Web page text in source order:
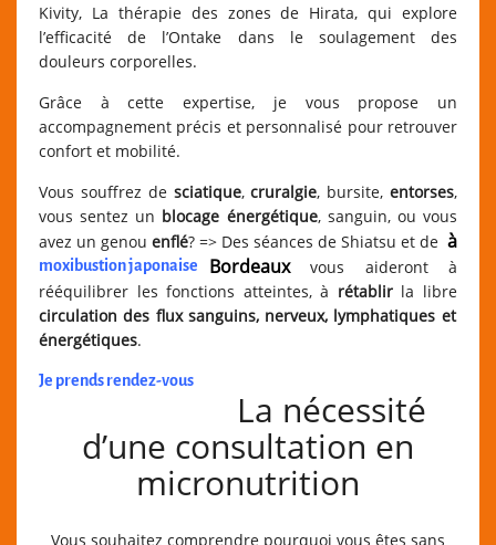
Kivity, La thérapie des zones de Hirata, qui explore
l’efficacité de l’Ontake dans le soulagement des
douleurs corporelles.
Grâce à cette expertise, je vous propose un
accompagnement précis et personnalisé pour retrouver
confort et mobilité.
Vous souffrez de sciatique,cruralgie, bursite,entorses,
vous sentez un blocage énergétique, sanguin, ou vous
avez un genou enflé? => Des séances de Shiatsu et de
moxibustion japonaise
à
Bordeauxvous aideront à
rééquilibrer les fonctions atteintes, à rétablir la libre
circulation des flux sanguins, nerveux, lymphatiques et
énergétiques.
Je prends rendez-vous
La nécessité
d’une consultation en
micronutrition
Vous souhaitez comprendre pourquoi vous êtes sans